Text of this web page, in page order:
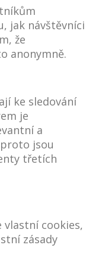
jak návštěvníci
že
anonymně.
ke sledování
je
a
jsou
třetích
vlastní cookies,
zásady